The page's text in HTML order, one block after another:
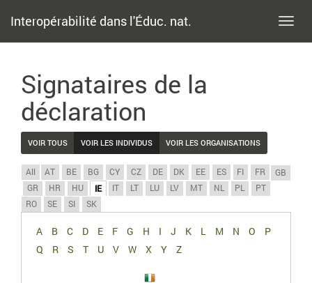
Interopérabilité dans l'Éduc. nat.
Signataires de la
déclaration
VOIR TOUS VOIR LES INDIVIDUS VOIR LES ORGANISATIONS
All AT BE BG CY CZ DE DK EE ES FI FR
GB
GR
HR HU IE IT LT LU LV MT NL PL
PT
RO
SE SI SK
A B C D E F G H I J K L M N O
P
Q
R S T U V W X Y Z